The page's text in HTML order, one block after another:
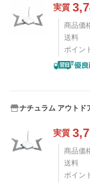
実質
商品価
送料
ポイン
ナチュラム アウトド
実質
商品価
送料
ポイン